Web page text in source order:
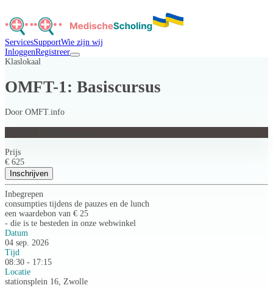
ServicesSupportWie zijn wij
InloggenRegistreer
Klaslokaal
OMFT-1: Basiscursus
Door OMFT.info
Prijs
€ 625
Inschrijven
Inbegrepen
consumpties tijdens de pauzes en de lunch
een waardebon van € 25
- die is te besteden in onze webwinkel
Datum
04 sep. 2026
Tijd
08:30 - 17:15
Locatie
stationsplein 16, Zwolle